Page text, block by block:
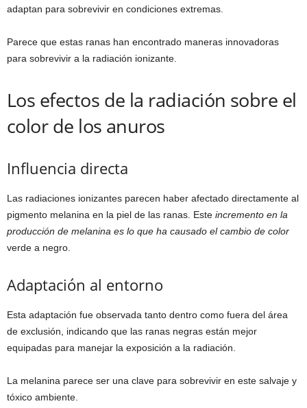
adaptan para sobrevivir en condiciones extremas.
Parece que estas ranas han encontrado maneras innovadoras
para sobrevivir a la radiación ionizante.
Los efectos de la radiación sobre el
color de los anuros
Influencia directa
Las radiaciones ionizantes parecen haber afectado directamente al
pigmento melanina en la piel de las ranas. Este incremento en la
producción de melanina es lo que ha causado el cambio de color
verde a negro.
Adaptación al entorno
Esta adaptación fue observada tanto dentro como fuera del área
de exclusión, indicando que las ranas negras están mejor
equipadas para manejar la exposición a la radiación.
La melanina parece ser una clave para sobrevivir en este salvaje y
tóxico ambiente.